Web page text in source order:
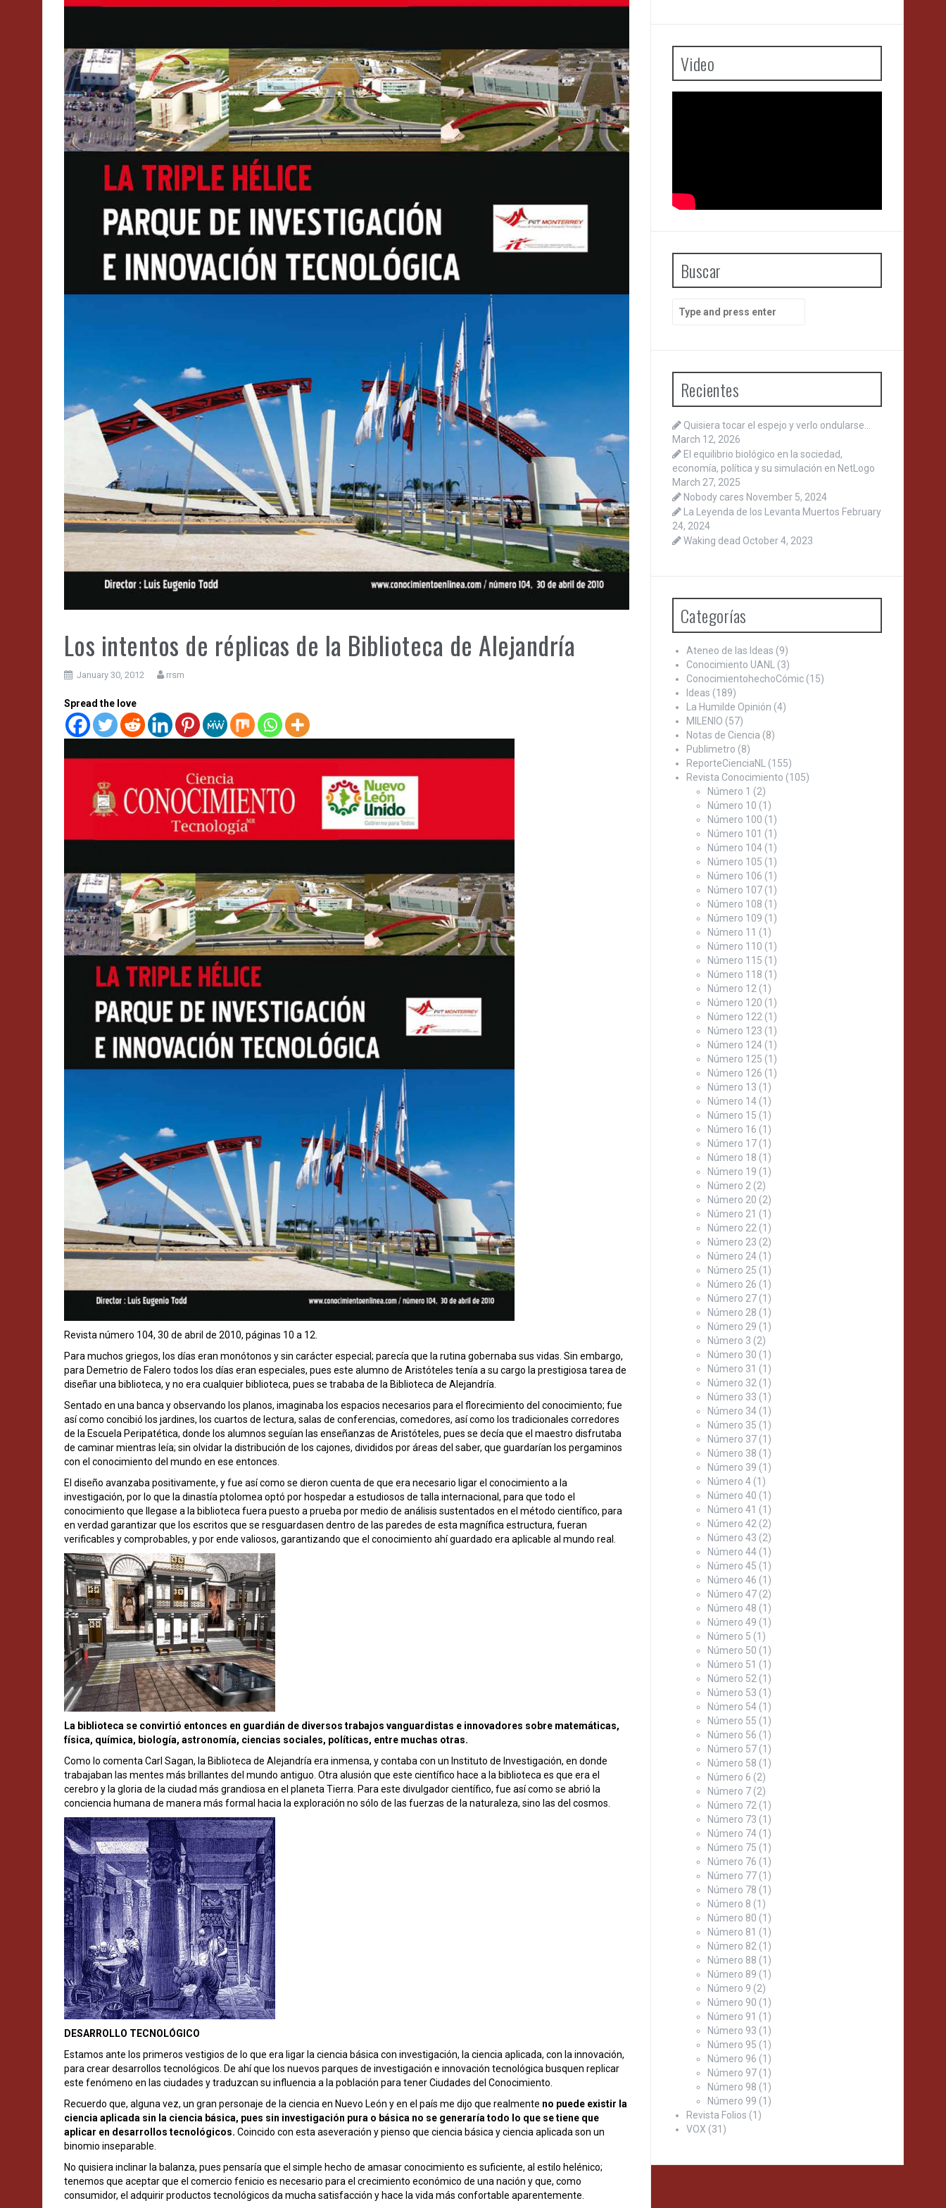
Los intentos de réplicas de la Biblioteca de Alejandría
January 30, 2012 rrsm
Spread the love
Revista número 104, 30 de abril de 2010, páginas 10 a 12.
Para muchos griegos, los días eran monótonos y sin carácter especial; parecía que la rutina gobernaba sus vidas. Sin embargo,
para Demetrio de Falero todos los días eran especiales, pues este alumno de Aristóteles tenía a su cargo la prestigiosa tarea de
diseñar una biblioteca, y no era cualquier biblioteca, pues se trababa de la Biblioteca de Alejandría.
Sentado en una banca y observando los planos, imaginaba los espacios necesarios para el florecimiento del conocimiento; fue
así como concibió los jardines, los cuartos de lectura, salas de conferencias, comedores, así como los tradicionales corredores
de la Escuela Peripatética, donde los alumnos seguían las enseñanzas de Aristóteles, pues se decía que el maestro disfrutaba
de caminar mientras leía; sin olvidar la distribución de los cajones, divididos por áreas del saber, que guardarían los pergaminos
con el conocimiento del mundo en ese entonces.
El diseño avanzaba positivamente, y fue así como se dieron cuenta de que era necesario ligar el conocimiento a la
investigación, por lo que la dinastía ptolomea optó por hospedar a estudiosos de talla internacional, para que todo el
conocimiento que llegase a la biblioteca fuera puesto a prueba por medio de análisis sustentados en el método científico, para
en verdad garantizar que los escritos que se resguardasen dentro de las paredes de esta magnífica estructura, fueran
verificables y comprobables, y por ende valiosos, garantizando que el conocimiento ahí guardado era aplicable al mundo real.
La biblioteca se convirtió entonces en guardián de diversos trabajos vanguardistas e innovadores sobre matemáticas,
física, química, biología, astronomía, ciencias sociales, políticas, entre muchas otras.
Como lo comenta Carl Sagan, la Biblioteca de Alejandría era inmensa, y contaba con un Instituto de Investigación, en donde
trabajaban las mentes más brillantes del mundo antiguo. Otra alusión que este científico hace a la biblioteca es que era el
cerebro y la gloria de la ciudad más grandiosa en el planeta Tierra. Para este divulgador científico, fue así como se abrió la
conciencia humana de manera más formal hacia la exploración no sólo de las fuerzas de la naturaleza, sino las del cosmos.
DESARROLLO TECNOLÓGICO
Estamos ante los primeros vestigios de lo que era ligar la ciencia básica con investigación, la ciencia aplicada, con la innovación,
para crear desarrollos tecnológicos. De ahí que los nuevos parques de investigación e innovación tecnológica busquen replicar
este fenómeno en las ciudades y traduzcan su influencia a la población para tener Ciudades del Conocimiento.
Recuerdo que, alguna vez, un gran personaje de la ciencia en Nuevo León y en el país me dijo que realmente no puede existir la
ciencia aplicada sin la ciencia básica, pues sin investigación pura o básica no se generaría todo lo que se tiene que
aplicar en desarrollos tecnológicos. Coincido con esta aseveración y pienso que ciencia básica y ciencia aplicada son un
binomio inseparable.
No quisiera inclinar la balanza, pues pensaría que el simple hecho de amasar conocimiento es suficiente, al estilo helénico;
tenemos que aceptar que el comercio fenicio es necesario para el crecimiento económico de una nación y que, como
consumidor, el adquirir productos tecnológicos da mucha satisfacción y hace la vida más confortable aparentemente.
Video
Buscar
for:
Recientes
Quisiera tocar el espejo y verlo ondularse…
March 12, 2026
El equilibrio biológico en la sociedad,
economía, política y su simulación en NetLogo
March 27, 2025
Nobody cares November 5, 2024
La Leyenda de los Levanta Muertos February
24, 2024
Waking dead October 4, 2023
Categorías
Ateneo de las Ideas (9)
Conocimiento UANL (3)
ConocimientohechoCómic(15)
Ideas (189)
La Humilde Opinión (4)
MILENIO (57)
Notas de Ciencia (8)
Publimetro (8)
ReporteCienciaNL (155)
Revista Conocimiento (105)
Número 1 (2)
Número 10 (1)
Número 100 (1)
Número 101 (1)
Número 104(1)
Número 105 (1)
Número 106 (1)
Número 107(1)
Número 108 (1)
Número 109 (1)
Número 11 (1)
Número 110 (1)
Número 115 (1)
Número 118 (1)
Número 12 (1)
Número 120 (1)
Número 122 (1)
Número 123 (1)
Número 124(1)
Número 125 (1)
Número 126 (1)
Número 13 (1)
Número 14(1)
Número 15 (1)
Número 16 (1)
Número 17(1)
Número 18 (1)
Número 19 (1)
Número 2 (2)
Número 20 (2)
Número 21 (1)
Número 22 (1)
Número 23 (2)
Número 24(1)
Número 25 (1)
Número 26 (1)
Número 27(1)
Número 28 (1)
Número 29 (1)
Número 3 (2)
Número 30 (1)
Número 31 (1)
Número 32 (1)
Número 33 (1)
Número 34(1)
Número 35 (1)
Número 37(1)
Número 38 (1)
Número 39 (1)
Número 4(1)
Número 40 (1)
Número 41 (1)
Número 42 (2)
Número 43 (2)
Número 44(1)
Número 45 (1)
Número 46 (1)
Número 47(2)
Número 48 (1)
Número 49 (1)
Número 5 (1)
Número 50 (1)
Número 51 (1)
Número 52 (1)
Número 53 (1)
Número 54(1)
Número 55 (1)
Número 56 (1)
Número 57(1)
Número 58 (1)
Número 6 (2)
Número 7(2)
Número 72 (1)
Número 73 (1)
Número 74(1)
Número 75 (1)
Número 76 (1)
Número 77(1)
Número 78 (1)
Número 8 (1)
Número 80 (1)
Número 81 (1)
Número 82 (1)
Número 88 (1)
Número 89 (1)
Número 9 (2)
Número 90 (1)
Número 91 (1)
Número 93 (1)
Número 95 (1)
Número 96 (1)
Número 97(1)
Número 98 (1)
Número 99 (1)
Revista Folios (1)
VOX (31)